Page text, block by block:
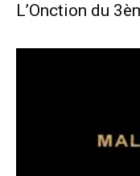
L’Onction du